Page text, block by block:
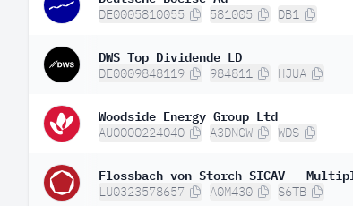
DE0005810055 581005 DB1
DWS Top Dividende LD
DE0009848119 984811 HJUA
Woodside Energy Group Ltd
AU0000224040 A3DNGW WDS
Flossbach von Storch SICAV -
LU0323578657 A0M430 S6TB